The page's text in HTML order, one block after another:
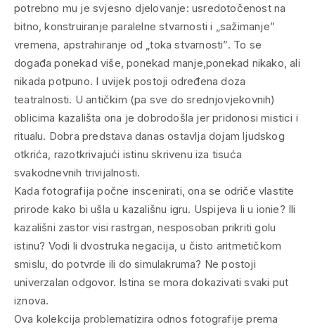
potrebno mu je svjesno djelovanje: usredotočenost na
bitno, konstruiranje paralelne stvarnosti i „sažimanje”
vremena, apstrahiranje od „toka stvarnosti”. To se
događa ponekad više, ponekad manje,ponekad nikako, ali
nikada potpuno. I uvijek postoji određena doza
teatralnosti. U antičkim (pa sve do srednjovjekovnih)
oblicima kazališta ona je dobrodošla jer pridonosi mistici i
ritualu. Dobra predstava danas ostavlja dojam ljudskog
otkrića, razotkrivajući istinu skrivenu iza tisuća
svakodnevnih trivijalnosti.
Kada fotografija počne inscenirati, ona se odriče vlastite
prirode kako bi ušla u kazališnu igru. Uspijeva li u ionie? Ili
kazališni zastor visi rastrgan, nesposoban prikriti golu
istinu? Vodi li dvostruka negacija, u čisto aritmetičkom
smislu, do potvrde ili do simulakruma? Ne postoji
univerzalan odgovor. Istina se mora dokazivati svaki put
iznova.
Ova kolekcija problematizira odnos fotografije prema